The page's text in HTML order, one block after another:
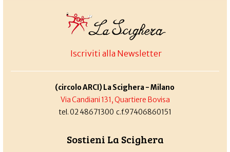
Iscriviti alla Newsletter
(circolo ARCI) La Scighera - Milano
Via Candiani 131, Quartiere Bovisa
tel. 02 48671300 c.f.97406860151
Sostieni La Scighera